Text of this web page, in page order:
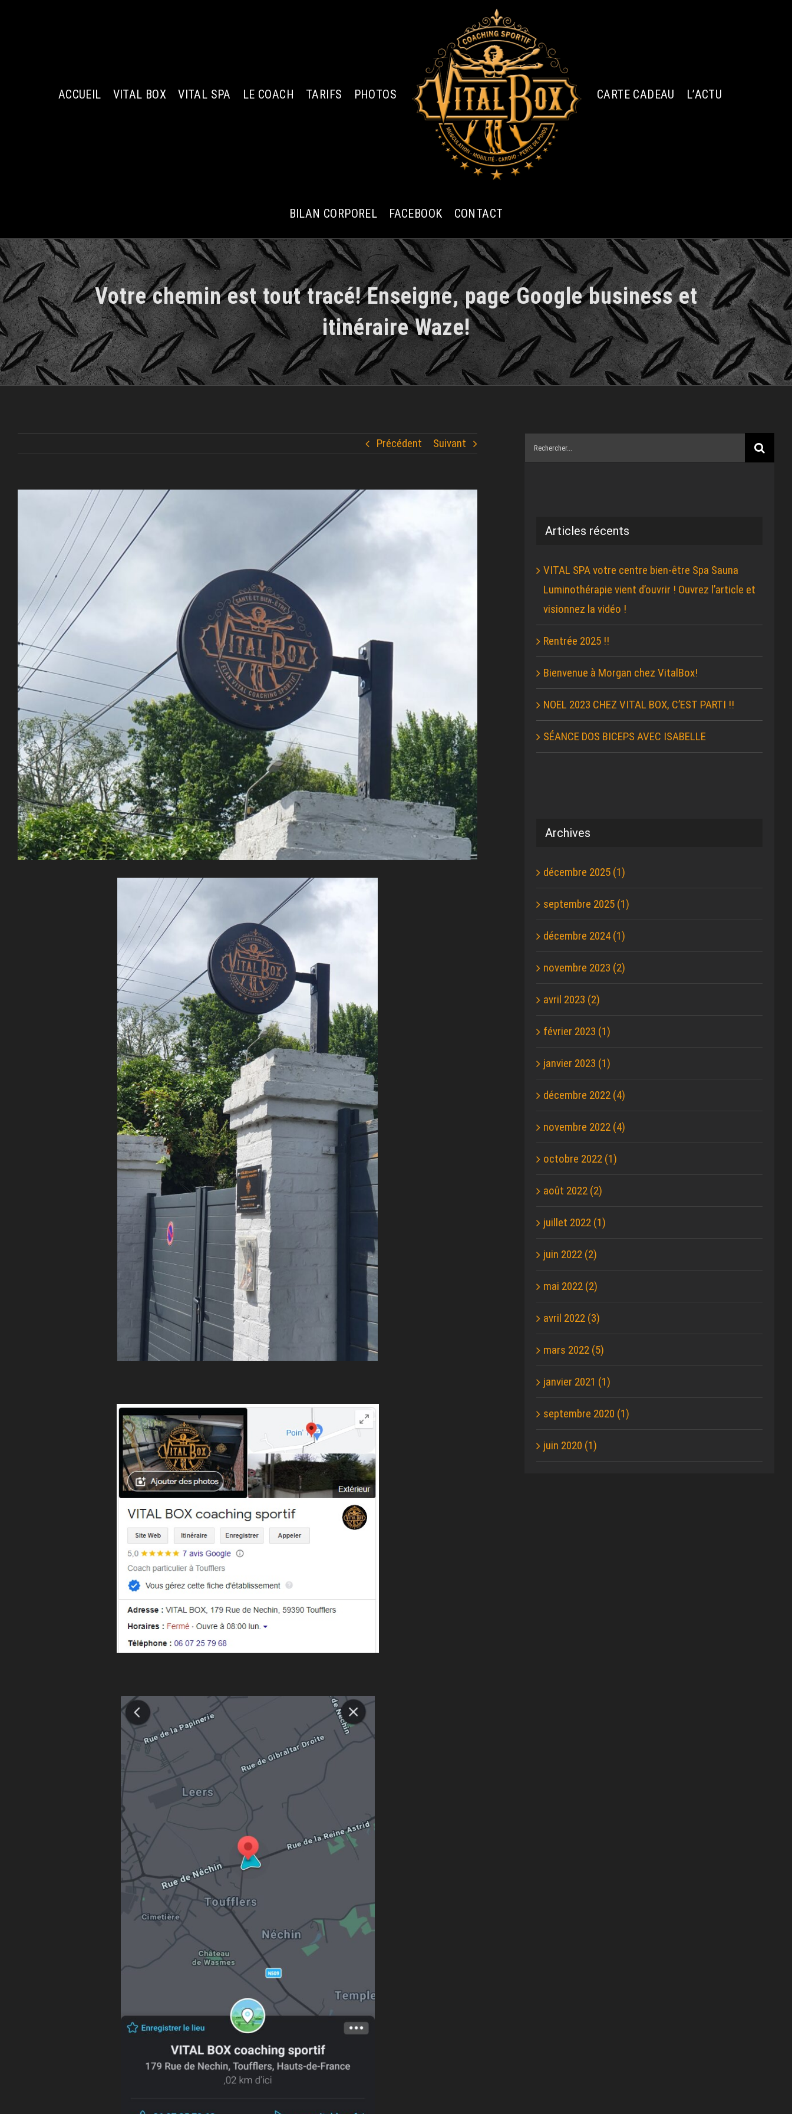
ACCUEIL VITAL BOX VITAL SPA LE COACH TARIFS PHOTOS CARTE CADEAU L’ACTU
BILAN CORPOREL FACEBOOK CONTACT
Votre chemin est tout tracé! Enseigne, page Google business et
itinéraire Waze!
Précédent Suivant Rechercher:
Articles récents
VITAL SPA votre centre bien-être Spa Sauna
Luminothérapie vient d’ouvrir ! Ouvrez l’article et
visionnez la vidéo !
Rentrée 2025 !!
Bienvenue à Morgan chez VitalBox!
NOEL 2023 CHEZ VITAL BOX, C’EST PARTI !!
SÉANCE DOS BICEPS AVEC ISABELLE
Archives
décembre 2025 (1)
septembre 2025 (1)
décembre 2024 (1)
novembre 2023 (2)
avril 2023 (2)
février 2023 (1)
janvier 2023 (1)
décembre 2022 (4)
novembre 2022 (4)
octobre 2022 (1)
août 2022 (2)
juillet 2022 (1)
juin 2022 (2)
mai 2022 (2)
avril 2022 (3)
mars 2022 (5)
janvier 2021 (1)
septembre 2020 (1)
juin 2020 (1)